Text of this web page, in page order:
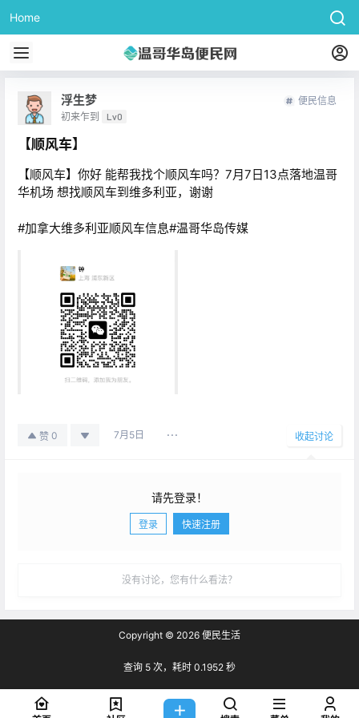
Home
浮生梦
初来乍到 Lv0
便民信息
【顺风车】
【顺风车】你好 能帮我找个顺风车吗？7月7日13点落地温哥
华机场 想找顺风车到维多利亚，谢谢
#加拿大维多利亚顺风车信息#温哥华岛传媒
赞 0 7月5日 收起讨论
请先登录！
登录 快速注册
没有讨论，您有什么看法？
Copyright © 2026 便民生活
查询 5 次，耗时 0.1952 秒